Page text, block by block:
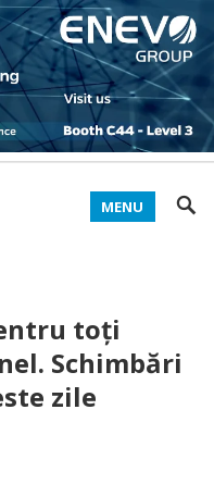
MENU
toți
Schimbări
zile